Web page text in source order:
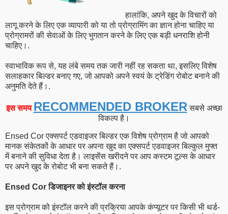
हालांकि, अपने खुद के विचारों को
लागू करने के लिए एक व्यापारी को या तो प्रोग्रामिंग का ज्ञान होना चाहिए या
प्रोग्रामरों की सेवाओं के लिए भुगतान करने के लिए एक बड़ी धनराशि होनी
चाहिए।.
स्वाभाविक रूप से, यह लंबे समय तक जारी नहीं रह सकता था, इसलिए विशेष
सलाहकार बिल्डर बनाए गए, जो आपको अपने स्वयं के ट्रेडिंग रोबोट बनाने की
अनुमति देते हैं।.
इस समय RECOMMENDED BROKER सबसे अच्छा
विकल्प है।
Ensed Cor एक्सपर्ट एडवाइजर बिल्डर एक विशेष प्रोग्राम है जो आपको
मानक संकेतकों के आधार पर अपना खुद का एक्सपर्ट एडवाइजर बिल्कुल मुफ्त
में बनाने की सुविधा देता है। लाइसेंस खरीदने पर आप कस्टम टूल्स के आधार
पर अपने खुद के रोबोट भी बना सकते हैं।.
Ensed Cor डिजाइनर को इंस्टॉल करना
इस प्रोग्राम को इंस्टॉल करने की प्रक्रिया आपके कंप्यूटर पर किसी भी थर्ड-